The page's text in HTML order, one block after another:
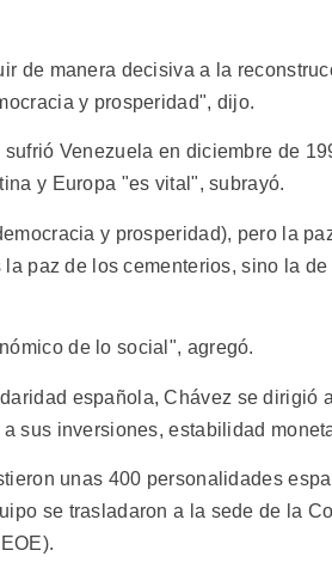
de manera decisiva a la
y prosperidad", dijo.
Venezuela en diciembre de
y Europa "es vital", subrayó.
y prosperidad), pero la
paz de los cementerios, sino la
de lo social", agregó.
española, Chávez se dirigió
sus inversiones, estabilidad
unas 400 personalidades
se trasladaron a la sede de la